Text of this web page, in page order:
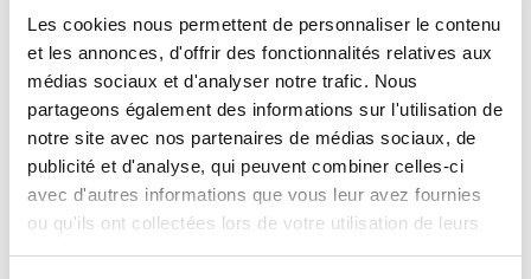
Les cookies nous permettent de personnaliser le contenu
et les annonces, d'offrir des fonctionnalités relatives aux
médias sociaux et d'analyser notre trafic. Nous
partageons également des informations sur l'utilisation de
notre site avec nos partenaires de médias sociaux, de
publicité et d'analyse, qui peuvent combiner celles-ci
avec d'autres informations que vous leur avez fournies
ou qu'ils ont collectées lors de votre utilisation de leurs
services.
ENCONTRE-NOSNODIA20
DEMARÇO
MYSOFITEX, A SUA AGÊNCIA DE
EMPREGO 24 HORAS POR DIA